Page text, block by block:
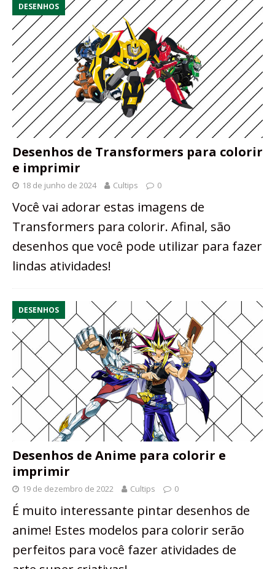
DESENHOS
Desenhos de Transformers para colorir
e imprimir
18 de junho de 2024 Cultips 0
Você vai adorar estas imagens de
Transformers para colorir. Afinal, são
desenhos que você pode utilizar para fazer
lindas atividades!
DESENHOS
Desenhos de Anime para colorir e
imprimir
19 de dezembro de 2022 Cultips 0
É muito interessante pintar desenhos de
anime! Estes modelos para colorir serão
perfeitos para você fazer atividades de